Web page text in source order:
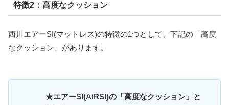
特徴2：高度なクッション
西川エアーSI(マットレス)の特徴の1つとして、下記の「高度
なクッション」があります。
★エアーSI(AiRSI)の「高度なクッション」と